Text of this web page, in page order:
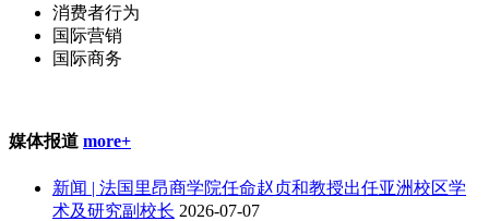
消费者行为
国际营销
国际商务
媒体报道 more+
新闻 | 法国里昂商学院任命赵贞和教授出任亚洲校区学
术及研究副校长 2026-07-07